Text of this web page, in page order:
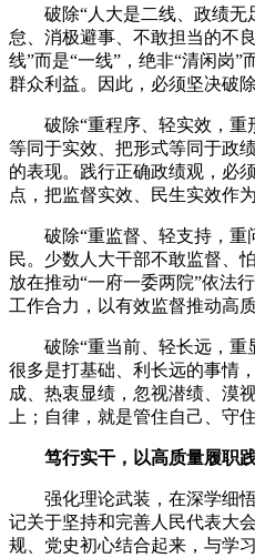
破除“人大是二线、政绩无
怠、消极避事、不敢担当的不
线”而是“一线” ， 绝非“清闲岗”
群众利益。 因此 ， 必须坚决破
破除“重程序、轻实效 ， 重
等同于实效、把形式等同于政
的表现。 践行正确政绩观 ， 必
点 ， 把监督实效、民生实效作
破除“重监督、轻支持 ， 重
民。 少数人大干部不敢监督、
放在推动“一府一委两院”依法
工作合力 ， 以有效监督推动高
破除“重当前、轻长远 ， 重
很多是打基础、利长远的事情 ，
成、热衷显绩 ， 忽视潜绩、漠
上 ； 自律 ， 就是管住自己、守
笃行实干 ， 以高质量履职
强化理论武装 ， 在深学细
记关于坚持和完善人民代表大
规、党史初心结合起来 ， 与学